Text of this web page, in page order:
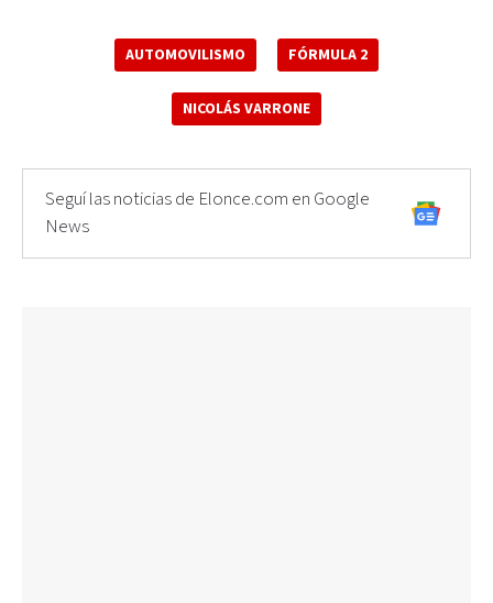
AUTOMOVILISMO FÓRMULA 2
NICOLÁS VARRONE
Seguí las noticias de Elonce.com en Google
News